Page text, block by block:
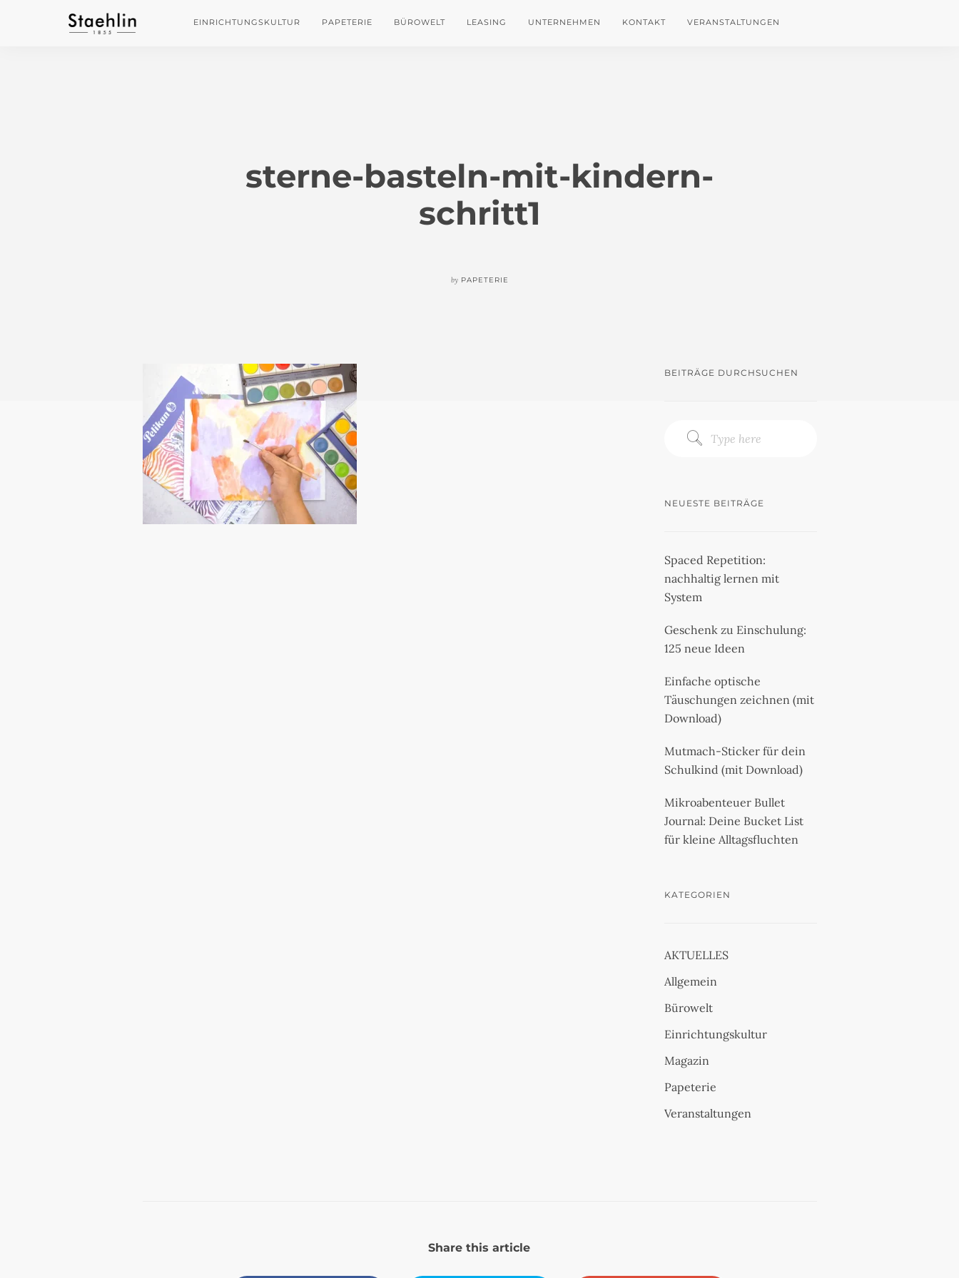
EINRICHTUNGSKULTUR PAPETERIE BÜROWELT LEASING UNTERNEHMEN KONTAKT VERANSTALTUNGEN
sterne-basteln-mit-kindern-
schritt1
by PAPETERIE
BEITRÄGE DURCHSUCHEN
NEUESTE BEITRÄGE
Spaced Repetition:
nachhaltig lernen mit
System
Geschenk zu Einschulung:
125 neue Ideen
Einfache optische
Täuschungen zeichnen (mit
Download)
Mutmach-Sticker für dein
Schulkind (mit Download)
Mikroabenteuer Bullet
Journal: Deine Bucket List
für kleine Alltagsfluchten
KATEGORIEN
AKTUELLES
Allgemein
Bürowelt
Einrichtungskultur
Magazin
Papeterie
Veranstaltungen
Share this article